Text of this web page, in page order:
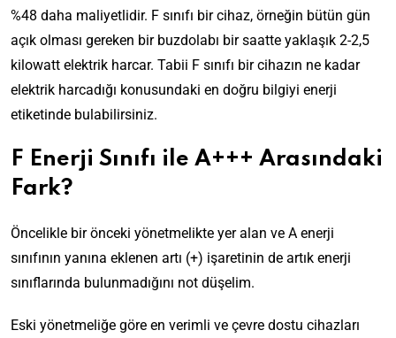
%48 daha maliyetlidir. F sınıfı bir cihaz, örneğin bütün gün
açık olması gereken bir buzdolabı bir saatte yaklaşık 2-2,5
kilowatt elektrik harcar. Tabii F sınıfı bir cihazın ne kadar
elektrik harcadığı konusundaki en doğru bilgiyi enerji
etiketinde bulabilirsiniz.
F Enerji Sınıfı ile A+++ Arasındaki
Fark?
Öncelikle bir önceki yönetmelikte yer alan ve A enerji
sınıfının yanına eklenen artı (+) işaretinin de artık enerji
sınıflarında bulunmadığını not düşelim.
Eski yönetmeliğe göre en verimli ve çevre dostu cihazları